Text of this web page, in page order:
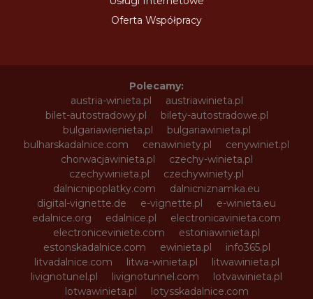
Oferta Współpracy
Polecamy:
austria-winieta.pl
austriawinieta.pl
bilet-autostradowy.pl
bilety-autostradowe.pl
bulgariawienieta.pl
bulgariawinieta.pl
bulharskadalnice.com
cenawiniety.pl
cenywiniet.pl
chorwacjawinieta.pl
czechy-winieta.pl
czechywinieta.pl
czechywiniety.pl
dalnicnipoplatky.com
dalnicniznamka.eu
digital-vignette.de
e-vignette.pl
e-winieta.eu
edalnice.org
edalnice.pl
electronicavinieta.com
electroniceviniete.com
estoniawinieta.pl
estonskadalnice.com
ewinieta.pl
info365.pl
litvadalnice.com
litwa-winieta.pl
litwawinieta.pl
livignotunel.pl
livignotunnel.com
lotvawinieta.pl
lotwawinieta.pl
lotysskadalnice.com